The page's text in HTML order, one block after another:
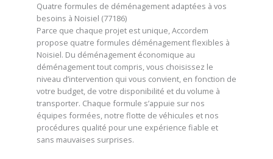
Quatre formules de déménagement adaptées à vos
besoins à Noisiel (77186)
Parce que chaque projet est unique, Accordem
propose quatre formules déménagement flexibles à
Noisiel. Du déménagement économique au
déménagement tout compris, vous choisissez le
niveau d’intervention qui vous convient, en fonction de
votre budget, de votre disponibilité et du volume à
transporter. Chaque formule s’appuie sur nos
équipes formées, notre flotte de véhicules et nos
procédures qualité pour une expérience fiable et
sans mauvaises surprises.